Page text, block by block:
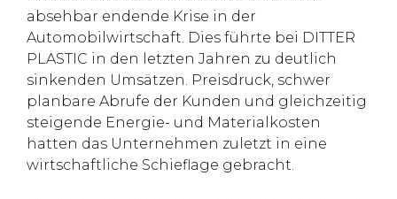
absehbar endende Krise in der
Automobilwirtschaft. Dies führte bei DITTER
PLASTIC in den letzten Jahren zu deutlich
sinkenden Umsätzen. Preisdruck, schwer
planbare Abrufe der Kunden und gleichzeitig
steigende Energie- und Materialkosten
hatten das Unternehmen zuletzt in eine
wirtschaftliche Schieflage gebracht.